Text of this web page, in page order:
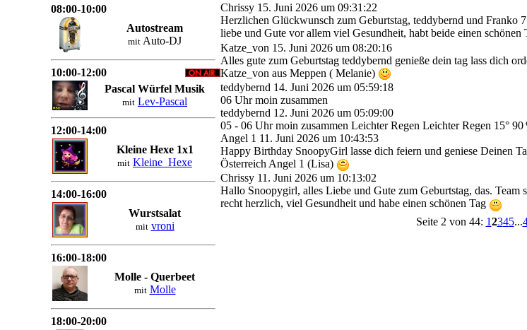
08:00-10:00
Autostream
mit Auto-DJ
10:00-12:00
Pascal Würfel Musik
mit Lev-Pascal
12:00-14:00
Kleine Hexe 1x1
mit Kleine_Hexe
14:00-16:00
Wurstsalat
mit vroni
16:00-18:00
Molle - Querbeet
mit Molle
18:00-20:00
Chrissy 15. Juni 2026 um 09:31:22
Herzlichen Glückwunsch zum Geburtstag, teddybernd und Franko
liebe und Gute vor allem viel Gesundheit, habt beide einen schönen
Katze_von 15. Juni 2026 um 08:20:16
Alles gute zum Geburtstag teddybernd genieße dein tag lass dich
Katze_von aus Meppen ( Melanie)
teddybernd 14. Juni 2026 um 05:59:18
06 Uhr moin zusammen
teddybernd 12. Juni 2026 um 05:09:00
05 - 06 Uhr moin zusammen Leichter Regen Leichter Regen 15° 90
Angel 1 11. Juni 2026 um 10:43:53
Happy Birthday SnoopyGirl lasse dich feiern und geniese Deinen
Österreich Angel 1 (Lisa)
Chrissy 11. Juni 2026 um 10:13:02
Hallo Snoopygirl, alles Liebe und Gute zum Geburtstag, das. Team
recht herzlich, viel Gesundheit und habe einen schönen Tag
Seite 2 von 44: 12345...